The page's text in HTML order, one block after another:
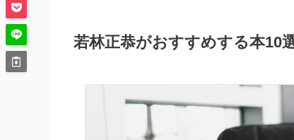
若林正恭がおすすめする本10